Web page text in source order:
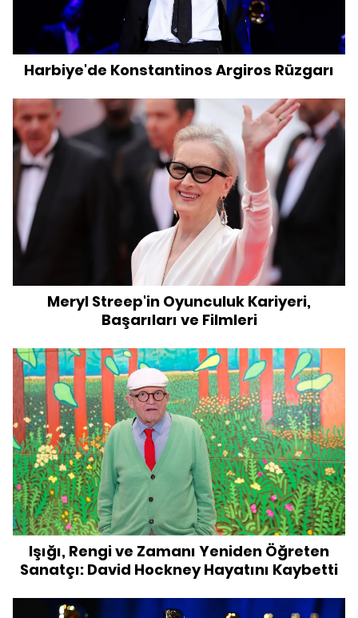
Harbiye'de Konstantinos Argiros Rüzgarı
Meryl Streep'in Oyunculuk Kariyeri,
Başarıları ve Filmleri
Işığı, Rengi ve Zamanı Yeniden Öğreten
Sanatçı: David Hockney Hayatını Kaybetti